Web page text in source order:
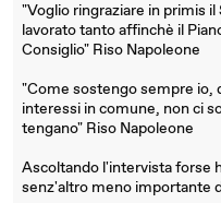
"Voglio ringraziare in primis
lavorato tanto affinchè il
Consiglio" Riso Napoleone
"Come sostengo sempre io,
interessi in comune, non ci
tengano" Riso Napoleone
Ascoltando l'intervista forse
senz'altro meno importante